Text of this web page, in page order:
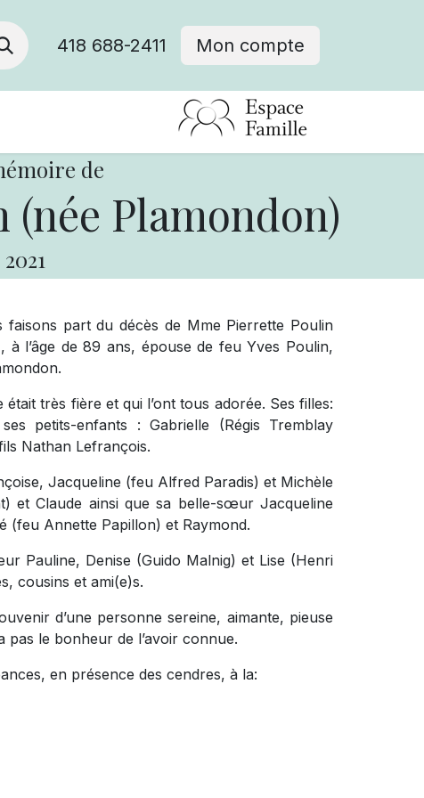
418 688-2411 Mon compte
de
Plamondon)
2021
faisons part du décès de Mme Pierrette Poulin
l’âge de 89 ans, épouse de feu Yves Poulin,
très fière et qui l’ont tous adorée. Ses filles:
petits-enfants : Gabrielle (Régis Tremblay
Nathan Lefrançois.
Jacqueline (feu Alfred Paradis) et Michèle
et Claude ainsi que sa belle-sœur Jacqueline
(feu Annette Papillon) et Raymond.
Pauline, Denise (Guido Malnig) et Lise (Henri
cousins et ami(e)s.
d’une personne sereine, aimante, pieuse
pas le bonheur de l’avoir connue.
en présence des cendres, à la: